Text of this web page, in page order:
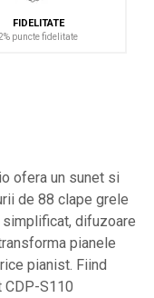
FIDELITATE
puncte fidelitate
ofera un sunet si
de 88 clape grele
difuzoare
pianele
pianist. Fiind
CDP-S110